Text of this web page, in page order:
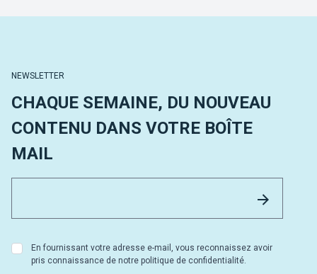
NEWSLETTER
CHAQUE SEMAINE, DU NOUVEAU
CONTENU DANS VOTRE BOÎTE
MAIL
En fournissant votre adresse e-mail, vous reconnaissez avoir
pris connaissance de notre politique de confidentialité.